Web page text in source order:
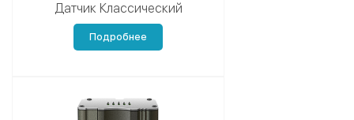
Датчик Классический
Подробнее